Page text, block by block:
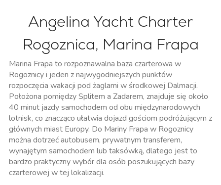
Angelina Yacht Charter
Rogoznica, Marina Frapa
Marina Frapa to rozpoznawalna baza czarterowa w
Rogoznicy i jeden z najwygodniejszych punktów
rozpoczęcia wakacji pod żaglami w środkowej Dalmacji.
Położona pomiędzy Splitem a Zadarem, znajduje się około
40 minut jazdy samochodem od obu międzynarodowych
lotnisk, co znacząco ułatwia dojazd gościom podróżującym z
głównych miast Europy. Do Mariny Frapa w Rogoznicy
można dotrzeć autobusem, prywatnym transferem,
wynajętym samochodem lub taksówką, dlatego jest to
bardzo praktyczny wybór dla osób poszukujących bazy
czarterowej w tej lokalizacji.